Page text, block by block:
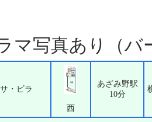
マ写真あり（バ
・ビラ
西
あざみ野駅
10分